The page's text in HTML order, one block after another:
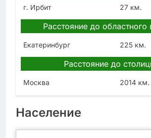
г. Ирбит 27 км.
Расстояние до областного
Екатеринбург 225 км.
Расстояние до
Москва 2014 км.
Население